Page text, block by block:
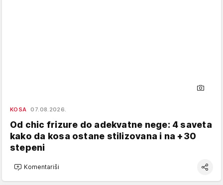
KOSA 07.08.2026.
Od chic frizure do adekvatne nege: 4 saveta
kako da kosa ostane stilizovana i na +30
stepeni
Komentariši